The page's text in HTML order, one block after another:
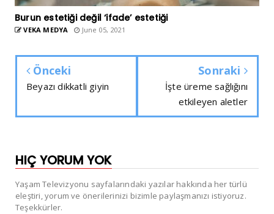
Burun estetiği değil ‘ifade’ estetiği
VEKA MEDYA June 05, 2021
Önceki
Beyazı dikkatli giyin
Sonraki
İşte üreme sağlığını
etkileyen aletler
HIÇ YORUM YOK
Yaşam Televizyonu sayfalarındaki yazılar hakkında her türlü
eleştiri, yorum ve önerilerinizi bizimle paylaşmanızı istiyoruz.
Teşekkürler.